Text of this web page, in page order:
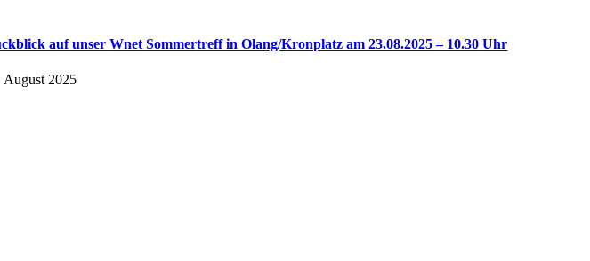
auf unser Wnet Sommertreff in Olang/Kronplatz am 23.08.2025 – 10.30 Uhr
August 2025